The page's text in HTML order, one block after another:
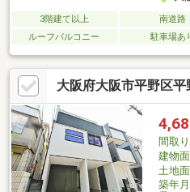
3階建て以上 南道路
ルーフバルコニー
駐車場あ
大阪府大阪市平野区
間取り
建物
土地
築年月